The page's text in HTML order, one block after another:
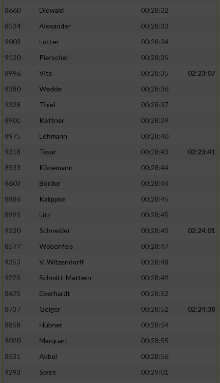
8660
Diewald
00:28:32
8534
Alexander
00:28:33
9003
Lotter
00:28:34
9120
Pierschel
00:28:35
8996
Vits 00:28:35
02:23:07
9380
Wedde
00:28:36
9328
Thiel
00:28:37
8901
Kettner
00:28:39
8975
Lehmann
00:28:40
9318
Tasar 00:28:43
02:23:41
8933
Könemann
00:28:44
8603
Börder
00:28:44
8886
Kalippke
00:28:45
8995
Litz
00:28:45
9230
Schneider 00:28:45
02:24:01
8577
Wobenfels
00:28:47
9353
V. Witzendorff
00:28:48
9225
Schmitt-Mattern
00:28:49
8675
Eberhardt
00:28:52
8737
Geiger 00:28:52
02:24:38
8858
Hübner
00:28:54
9020
Marquart
00:28:55
8531
Akbel
00:28:56
9293
Spies
00:29:01